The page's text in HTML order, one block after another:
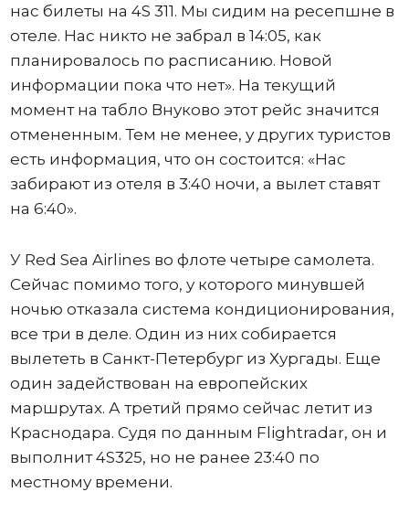
нас билеты на 4S 311. Мы сидим на ресепшне в
отеле. Нас никто не забрал в 14:05, как
планировалось по расписанию. Новой
информации пока что нет». На текущий
момент на табло Внуково этот рейс значится
отмененным. Тем не менее, у других туристов
есть информация, что он состоится: «Нас
забирают из отеля в 3:40 ночи, а вылет ставят
на 6:40».
У Red Sea Airlines во флоте четыре самолета.
Сейчас помимо того, у которого минувшей
ночью отказала система кондиционирования,
все три в деле. Один из них собирается
вылететь в Санкт-Петербург из Хургады. Еще
один задействован на европейских
маршрутах. А третий прямо сейчас летит из
Краснодара. Судя по данным Flightradar, он и
выполнит 4S325, но не ранее 23:40 по
местному времени.